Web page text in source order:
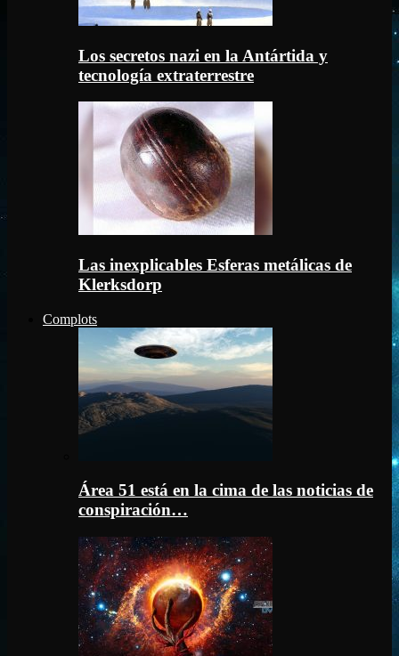
Los secretos nazi en la Antártida y
tecnología extraterrestre
Las inexplicables Esferas metálicas de
Klerksdorp
Complots
Área 51 está en la cima de las noticias de
conspiración…